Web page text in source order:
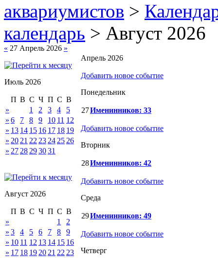
аквариумистов >
календарь > Август 2026
« 27 Апрель 2026 »
Июль 2026
П В С Ч П С В
»
1 2 3 4
5
» 6 7 8 9 10 11 12
» 13 14 15 16 17 18 19
» 20 21 22 23 24 25 26
» 27 28 293031
Август 2026
П В С Ч П С В
»
1
2
» 3 4 5 6 7 8
9
» 10 11 12 13 14 15 16
» 17 18 19 20 21 22 23
Апрель 2026
Добавить новое событие
Понедельник
27Именинников: 33
Добавить новое событие
Вторник
28Именинников: 42
Добавить новое событие
Среда
29Именинников: 49
Добавить новое событие
Четверг